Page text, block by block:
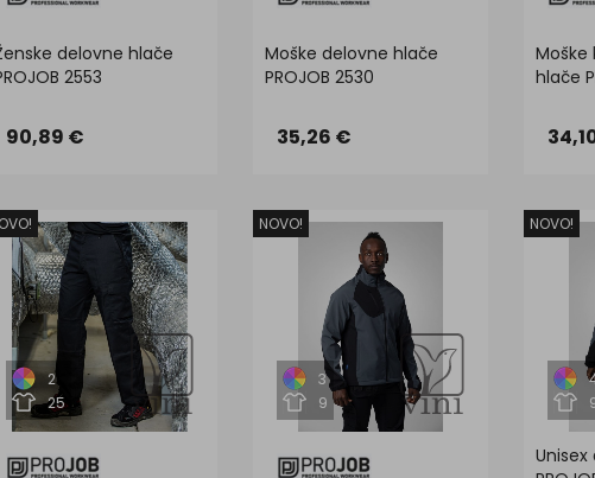
delovne hlače
2553
90,89 €
Moške delovne hlače
PROJOB 2530
35,26 €
Moške
hlače
2
25
NOVO!
3
9
NOVO!